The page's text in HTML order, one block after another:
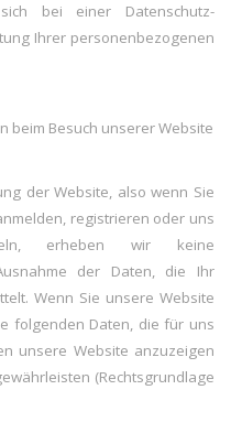
bei einer Datenschutz-
Ihrer personenbezogenen
beim Besuch unserer Website
der Website, also wenn Sie
registrieren oder uns
erheben wir keine
der Daten, die Ihr
Wenn Sie unsere Website
folgenden Daten, die für uns
unsere Website anzuzeigen
(Rechtsgrundlage